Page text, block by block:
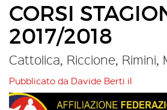
CORSI
2017/2018
Cattolica, Riccione, Rimini,
Pubblicato da Davide Berti il